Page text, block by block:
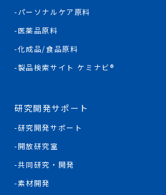
パーソナルケア原料
医薬品原料
化成品/食品原料
製品検索サイト ケミナビ®
研究開発サポート
研究開発サポート
開放研究室
共同研究・開発
素材開発